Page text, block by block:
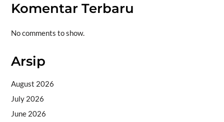
Komentar Terbaru
No comments to show.
Arsip
August 2026
July 2026
June 2026